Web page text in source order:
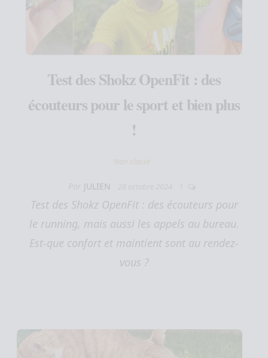
Test des Shokz OpenFit : des
écouteurs pour le sport et bien plus
!
Non classé
JULIEN
Test des Shokz OpenFit : des écouteurs pour
le running, mais aussi les appels au bureau.
Est-que confort et maintient sont au rendez-
vous ?